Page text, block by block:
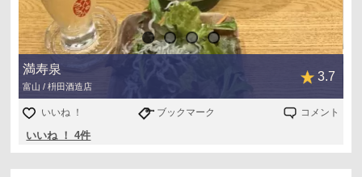
満寿泉
富山 / 枡田酒造店
3.7
いいね ！ ブックマーク コメント
いいね ！ 4件